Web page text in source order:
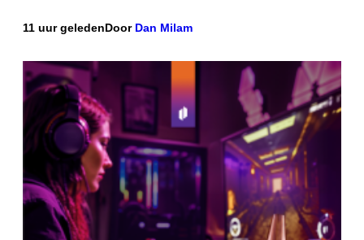
11 uur geledenDoor Dan Milam